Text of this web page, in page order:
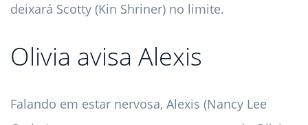
deixará Scotty (Kin Shriner) no limite.
Olivia avisa Alexis
Falando em estar nervosa, Alexis (Nancy Lee